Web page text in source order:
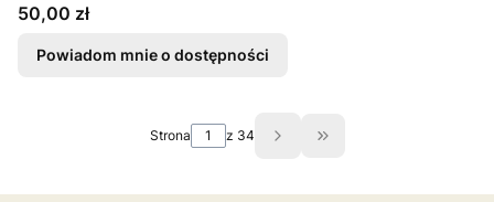
Cena
50,00 zł
Powiadom mnie o dostępności
Strona z 34 Przejdź do ostatniej